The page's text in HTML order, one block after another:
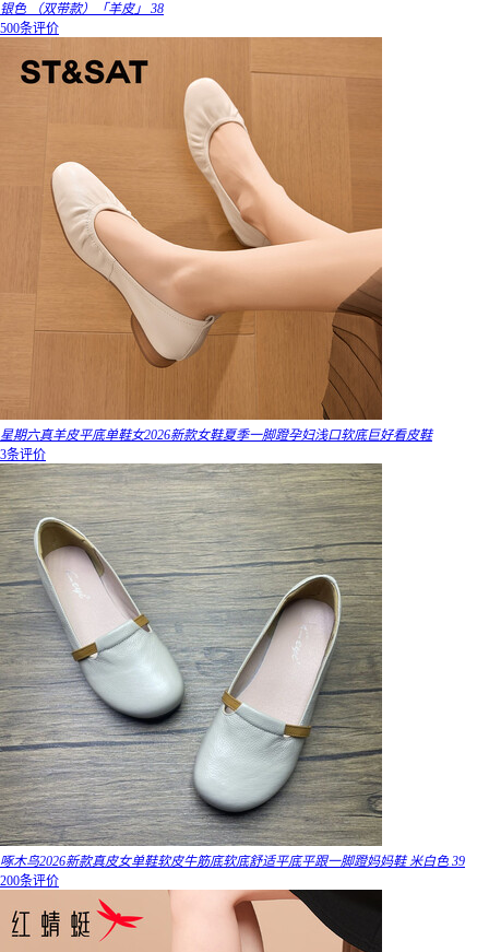
银色 （双带款）「羊皮」 38
500条评价
星期六真羊皮平底单鞋女2026新款女鞋夏季一脚蹬孕妇浅口软底巨好看皮鞋
3条评价
啄木鸟2026新款真皮女单鞋软皮牛筋底软底舒适平底平跟一脚蹬妈妈鞋 米白色 39
200条评价